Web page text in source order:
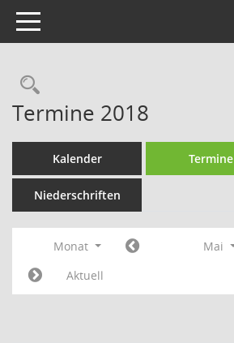
Toggle navigation
Rechercheauswahl
Termine 2018
Kalender Termine
Niederschriften
Monat Mai
Aktuell